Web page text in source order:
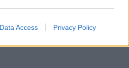
Data Access Privacy Policy